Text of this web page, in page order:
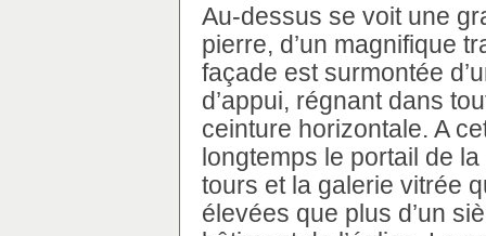
Au-dessus se voit une
pierre, d’un magnifique
façade est surmontée
d’appui, régnant dans
ceinture horizontale. A
longtemps le portail de
tours et la galerie vitrée
élevées que plus d’un